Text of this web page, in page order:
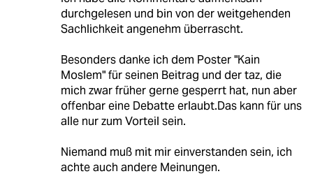
durchgelesen und bin von der weitgehenden
Sachlichkeit angenehm überrascht.
Besonders danke ich dem Poster "Kain
Moslem" für seinen Beitrag und der taz, die
mich zwar früher gerne gesperrt hat, nun aber
offenbar eine Debatte erlaubt.Das kann für uns
alle nur zum Vorteil sein.
Niemand muß mit mir einverstanden sein, ich
achte auch andere Meinungen.